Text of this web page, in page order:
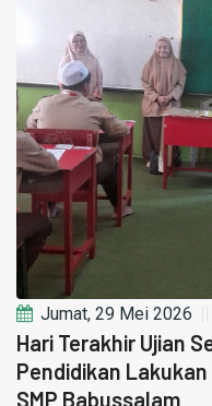
Jumat, 29 Mei 2026
Hari Terakhir Ujian
Pendidikan
SMP Babussalam